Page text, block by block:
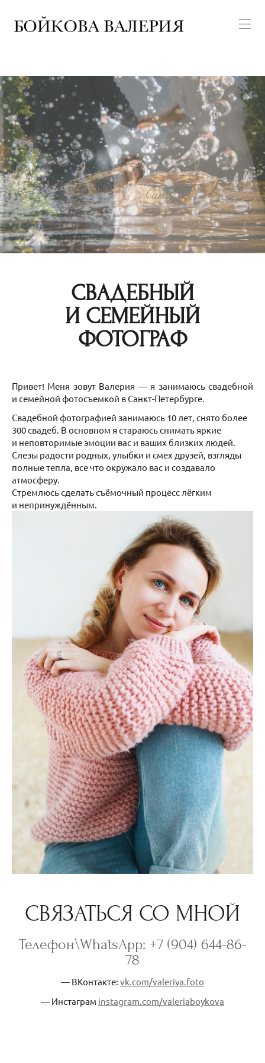
СВАДЕБНЫЙ
И СЕМЕЙНЫЙ
ФОТОГРАФ
Привет! Меня зовут Валерия — я занимаюсь свадебной
и семейной фотосъемкой в Санкт-Петербурге.
Свадебной фотографией занимаюсь 10 лет, снято более
300 свадеб. В основном я стараюсь снимать яркие
и неповторимые эмоции вас и ваших близких людей.
Слезы радости родных, улыбки и смех друзей, взгляды
полные тепла, все что окружало вас и создавало
атмосферу.
Стремлюсь сделать съёмочный процесс лёгким
и непринуждённым.
СВЯЗАТЬСЯ СО МНОЙ
Телефон\WhatsApp: +7 (904) 644-86-
78
— ВКонтакте: vk.com/valeriya.foto
— Инстаграм instagram.com/valeriaboykova